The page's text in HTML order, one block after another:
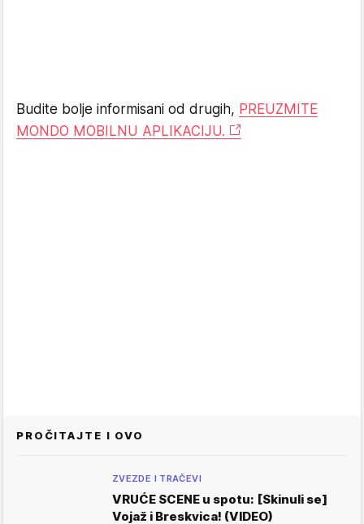
Budite bolje informisani od drugih, PREUZMITE
MONDO MOBILNU APLIKACIJU.
PROČITAJTE I OVO
ZVEZDE I TRAČEVI
VRUĆE SCENE u spotu: [Skinuli se]
Vojaž i Breskvica! (VIDEO)